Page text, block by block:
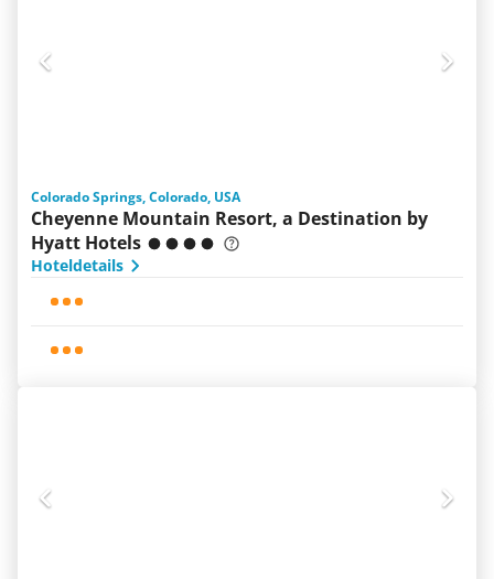
Colorado Springs, Colorado, USA
Cheyenne Mountain Resort, a Destination by
Hyatt Hotels
Hoteldetails